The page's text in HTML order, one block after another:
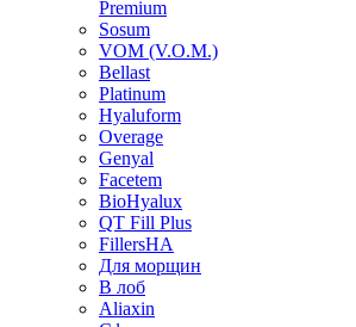
Premium
Sosum
VOM (V.O.M.)
Bellast
Platinum
Hyaluform
Overage
Genyal
Facetem
BioHyalux
QT Fill Plus
FillersHA
Для морщин
В лоб
Aliaxin